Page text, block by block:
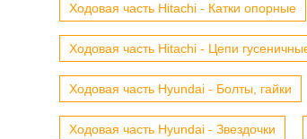
Ходовая часть Hitachi - Катки опорные
Ходовая часть Hitachi - Цепи
Ходовая часть Hyundai - Болты, гайки
Ходовая часть Hyundai - Звездочки